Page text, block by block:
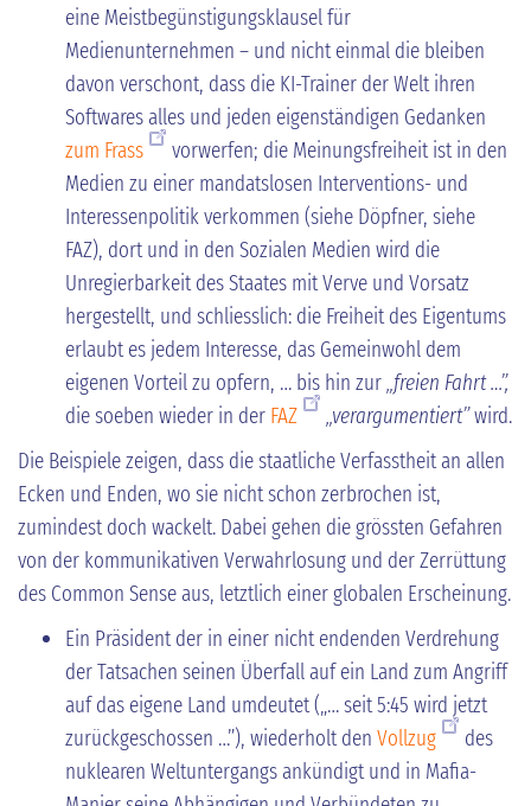
eine Meistbegünstigungsklausel für
Medienunternehmen – und nicht einmal die bleiben
davon verschont, dass die KI-Trainer der Welt ihren
Softwares alles und jeden eigenständigen Gedanken
zum Frass
vorwerfen; die Meinungsfreiheit ist in den
Medien zu einer mandatslosen Interventions- und
Interessenpolitik verkommen (siehe Döpfner, siehe
FAZ), dort und in den Sozialen Medien wird die
Unregierbarkeit des Staates mit Verve und Vorsatz
hergestellt, und schliesslich: die Freiheit des Eigentums
erlaubt es jedem Interesse, das Gemeinwohl dem
eigenen Vorteil zu opfern, … bis hin zur„freien Fahrt …”,
die soeben wieder in der FAZ „verargumentiert”wird.
Die Beispiele zeigen, dass die staatliche Verfasstheit an allen
Ecken und Enden, wo sie nicht schon zerbrochen ist,
zumindest doch wackelt. Dabei gehen die grössten Gefahren
von der kommunikativen Verwahrlosung und der Zerrüttung
des Common Sense aus, letztlich einer globalen Erscheinung.
Ein Präsident der in einer nicht endenden Verdrehung
der Tatsachen seinen Überfall auf ein Land zum Angriff
auf das eigene Land umdeutet („… seit 5:45 wird jetzt
zurückgeschossen …”), wiederholt den Vollzug
des
nuklearen Weltuntergangs ankündigt und in Mafia-